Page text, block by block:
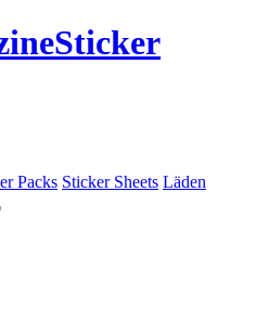
Sticker
Packs Sticker Sheets Läden